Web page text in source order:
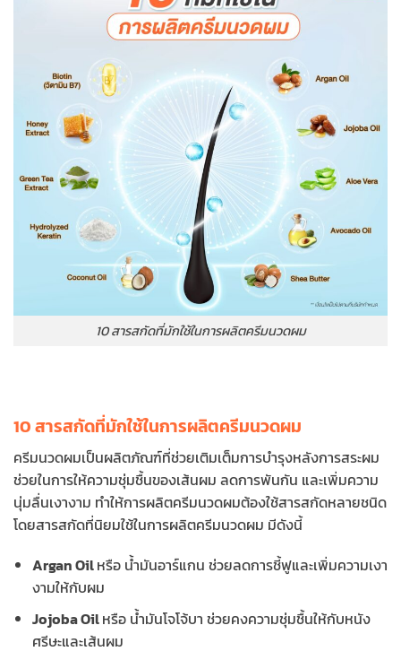
10 สารสกัดที่มักใช้ในการผลิตครีมนวดผม
10 สารสกัดที่มักใช้ในการผลิตครีมนวดผม
ครีมนวดผมเป็นผลิตภัณฑ์ที่ช่วยเติมเต็มการบำรุงหลังการสระผม
ช่วยในการให้ความชุ่มชื้นของเส้นผม ลดการพันกัน และเพิ่มความ
นุ่มลื่นเงางาม ทำให้การผลิตครีมนวดผมต้องใช้สารสกัดหลายชนิด
โดยสารสกัดที่นิยมใช้ในการผลิตครีมนวดผม มีดังนี้
Argan Oilหรือ น้ำมันอาร์แกน ช่วยลดการชี้ฟูและเพิ่มความเงา
งามให้กับผม
Jojoba Oilหรือ น้ำมันโจโจ้บา ช่วยคงความชุ่มชื้นให้กับหนัง
ศรีษะและเส้นผม